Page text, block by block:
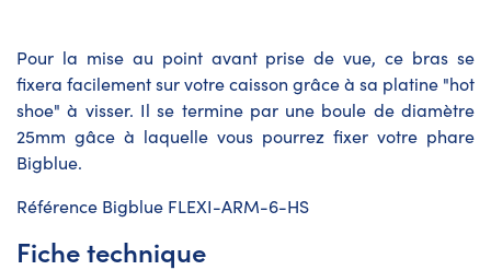
Pour la mise au point avant prise de vue, ce bras se
fixera facilement sur votre caisson grâce à sa platine "hot
shoe" à visser. Il se termine par une boule de diamètre
25mm gâce à laquelle vous pourrez fixer votre phare
Bigblue.
Référence Bigblue FLEXI-ARM-6-HS
Fiche technique